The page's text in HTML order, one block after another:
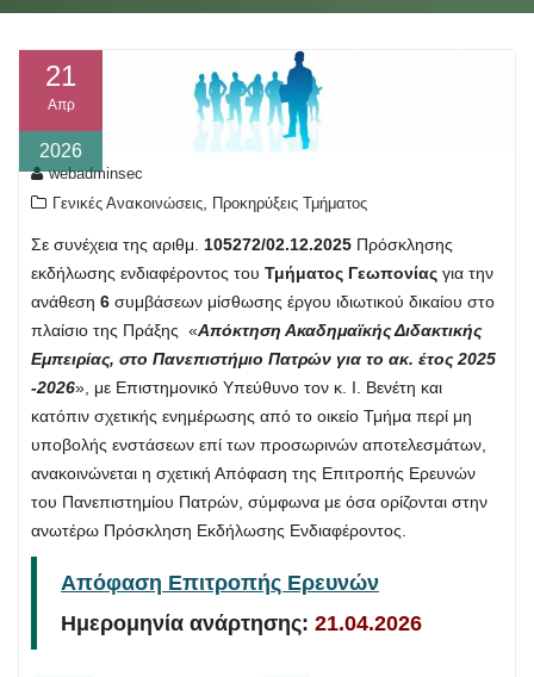
21
Απρ
2026
webadminsec
Γενικές Ανακοινώσεις
Προκηρύξεις Τμήματος
Σε συνέχεια της αριθμ. 105272/02.12.2025 Πρόσκλησης
εκδήλωσης ενδιαφέροντος του Τμήματος Γεωπονίας για την
ανάθεση 6 συμβάσεων μίσθωσης έργου ιδιωτικού δικαίου στο
πλαίσιο της Πράξης «Απόκτηση Ακαδημαϊκής Διδακτικής
Εμπειρίας, στο Πανεπιστήμιο Πατρών για το ακ. έτος 2025
-2026», με Επιστημονικό Υπεύθυνο τον κ. Ι. Βενέτη και
κατόπιν σχετικής ενημέρωσης από το οικείο Τμήμα περί μη
υποβολής ενστάσεων επί των προσωρινών αποτελεσμάτων,
ανακοινώνεται η σχετική Απόφαση της Επιτροπής Ερευνών
του Πανεπιστημίου Πατρών, σύμφωνα με όσα ορίζονται στην
ανωτέρω Πρόσκληση Εκδήλωσης Ενδιαφέροντος.
Απόφαση Επιτροπής Ερευνών
Ημερομηνία ανάρτησης: 21.04.2026